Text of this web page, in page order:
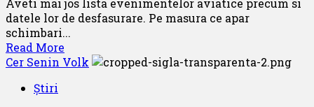
Aveti mai jos lista evenimentelor aviatice precum si
datele lor de desfasurare. Pe masura ce apar
schimbari...
Read More
more
Cer Senin Volk
Știri